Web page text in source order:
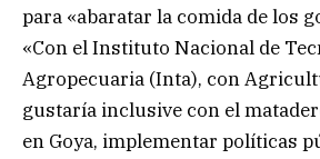
para «abaratar la comida de los
«Con el Instituto Nacional de
Agropecuaria (Inta), con
gustaría inclusive con el
en Goya, implementar políticas